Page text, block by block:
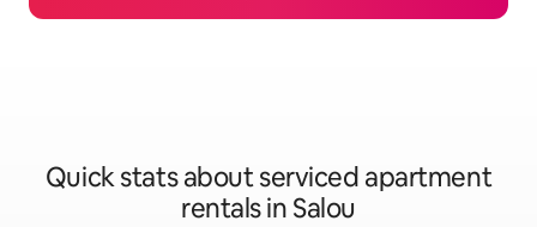
Quick stats about serviced apartment
rentals in Salou